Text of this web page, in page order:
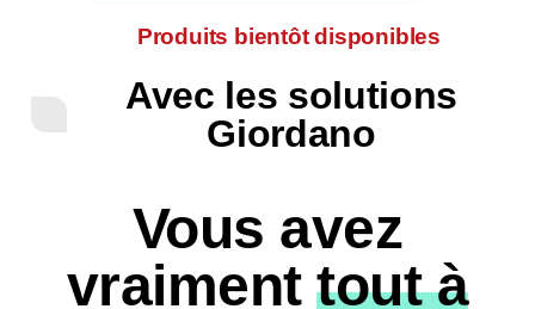
Produits bientôt disponibles
Avec les solutions
Giordano
Vous avez
vraimenttout à